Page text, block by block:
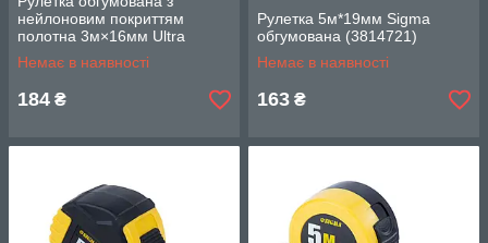
нейлоновим покриттям
полотна 3м×16мм Ultra
(3825112)
Немає в наявності
184 ₴
Рулетка 5м*19мм Sigma
обгумована (3814721)
Немає в наявності
163 ₴